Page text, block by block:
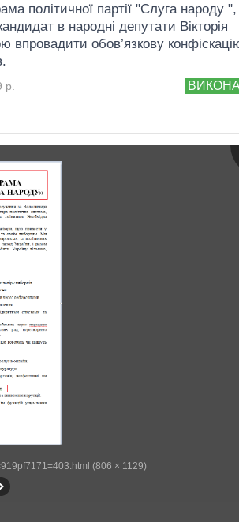
політичної партії "Слуга народу
в народні депутати Вікторія
впровадити обов’язкову
р.
(806 × 1129)